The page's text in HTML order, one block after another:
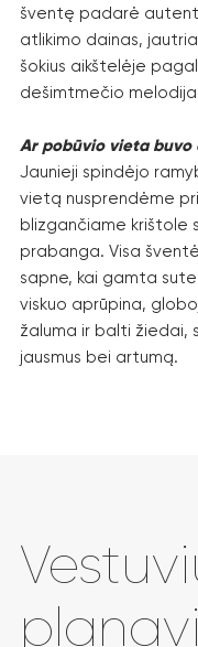
šventę padarė
atlikimo dainas,
šokius aikštelėje
dešimtmečio
Ar pobūvio vieta buvo
Jaunieji spindėjo
vietą nusprendėme
blizgančiame krištole
prabanga. Visa
sapne, kai gamta
viskuo aprūpina,
žaluma ir balti žiedai,
jausmus bei artumą.